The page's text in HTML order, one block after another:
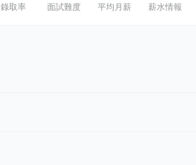
錄取率 面試難度 平均月薪 薪水情報